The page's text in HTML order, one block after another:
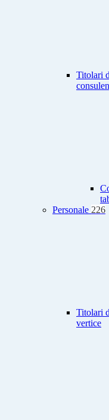
Titolari
Personale 226
Titolari
vertice